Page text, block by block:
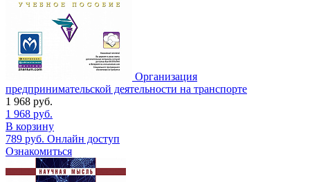
Организация
предпринимательской деятельности на транспорте
1 968 руб.
1 968 руб.
В корзину
789 руб. Онлайн доступ
Ознакомиться